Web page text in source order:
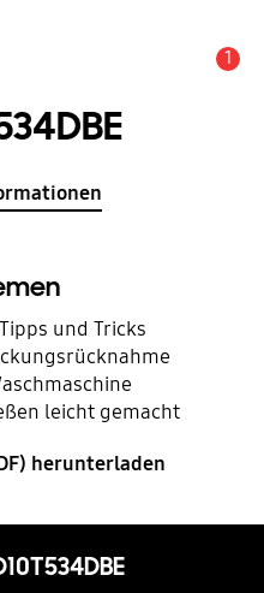
1
und Tricks
leicht gemacht
herunterladen